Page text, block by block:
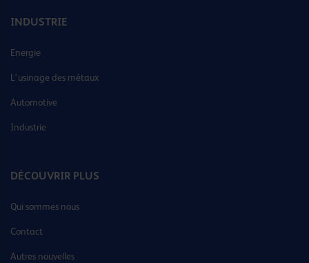
INDUSTRIE
Energie
L’usinage des métaux
Automotive
Industrie
DÉCOUVRIR PLUS
Qui sommes nous
Contact
Autres nouvelles